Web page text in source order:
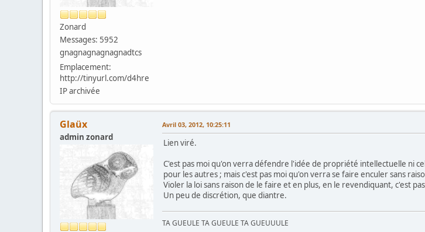
Zonard
Messages: 5952
gnagnagnagnagnadtcs
Emplacement:
http://tinyurl.com/d4hre
IP archivée
Glaüx
admin zonard
Avril 03, 2012, 10:25:11
Lien viré.
C'est pas moi qu'on verra défendre l'idée de propriété intellectuelle ni
pour les autres ; mais c'est pas moi qu'on verra se faire enculer sans
Violer la loi sans raison de le faire et en plus, en le revendiquant, c'est
Un peu de discrétion, que diantre.
TA GUEULE TA GUEULE TA GUEUUULE